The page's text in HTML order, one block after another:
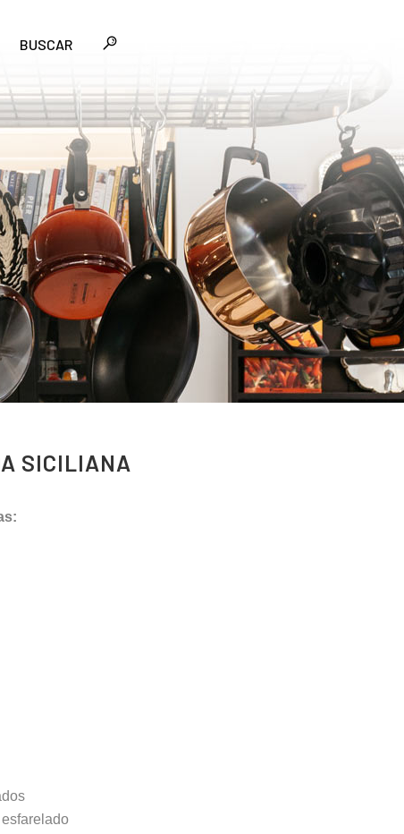
BUSCAR
SICILIANA